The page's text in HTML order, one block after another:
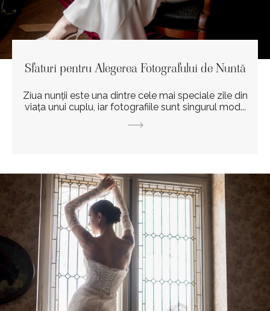
Sfaturi pentru Alegerea Fotografului de Nuntă
Ziua nunții este una dintre cele mai speciale zile din
viața unui cuplu, iar fotografiile sunt singurul mod...